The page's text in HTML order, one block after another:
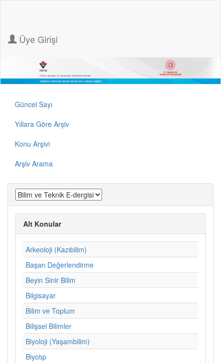
Üye Girişi
Güncel Sayı
Yıllara Göre Arşiv
Konu Arşivi
Arşiv Arama
Alt Konular
Arkeoloji (Kazıbilim)
Başarı Değerlendirme
Beyin Sinir Bilim
Bilgisayar
Bilim ve Toplum
Bilişsel Bilimler
Biyoloji (Yaşambilim)
Biyotıp